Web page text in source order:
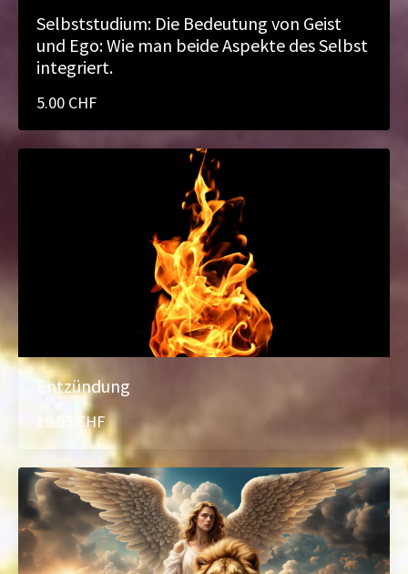
Selbststudium: Die Bedeutung von Geist
und Ego: Wie man beide Aspekte des Selbst
integriert.
5.00 CHF
Entzündung
19.95 CHF